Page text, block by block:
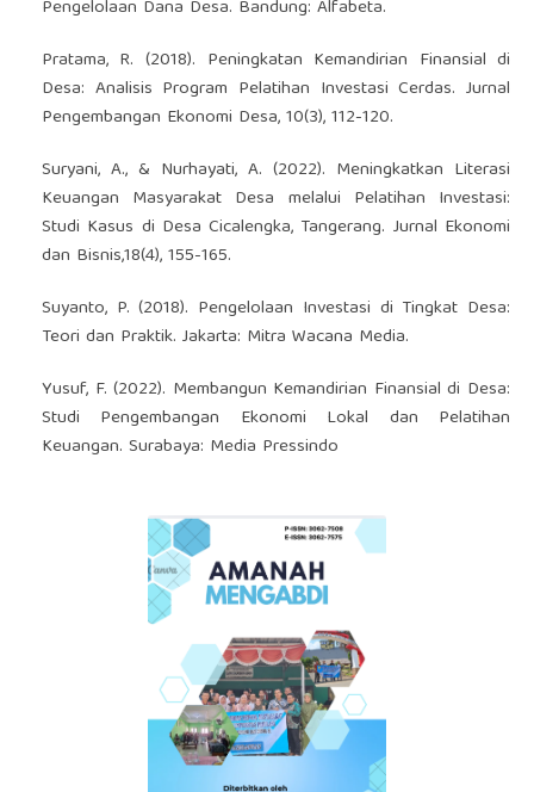
Pengelolaan Dana Desa. Bandung: Alfabeta.
Pratama, R. (2018). Peningkatan Kemandirian Finansial di
Desa: Analisis Program Pelatihan Investasi Cerdas. Jurnal
Pengembangan Ekonomi Desa, 10(3), 112-120.
Suryani, A., & Nurhayati, A. (2022). Meningkatkan Literasi
Keuangan Masyarakat Desa melalui Pelatihan Investasi:
Studi Kasus di Desa Cicalengka, Tangerang. Jurnal Ekonomi
dan Bisnis,18(4), 155-165.
Suyanto, P. (2018). Pengelolaan Investasi di Tingkat Desa:
Teori dan Praktik. Jakarta: Mitra Wacana Media.
Yusuf, F. (2022). Membangun Kemandirian Finansial di Desa:
Studi Pengembangan Ekonomi Lokal dan Pelatihan
Keuangan. Surabaya: Media Pressindo